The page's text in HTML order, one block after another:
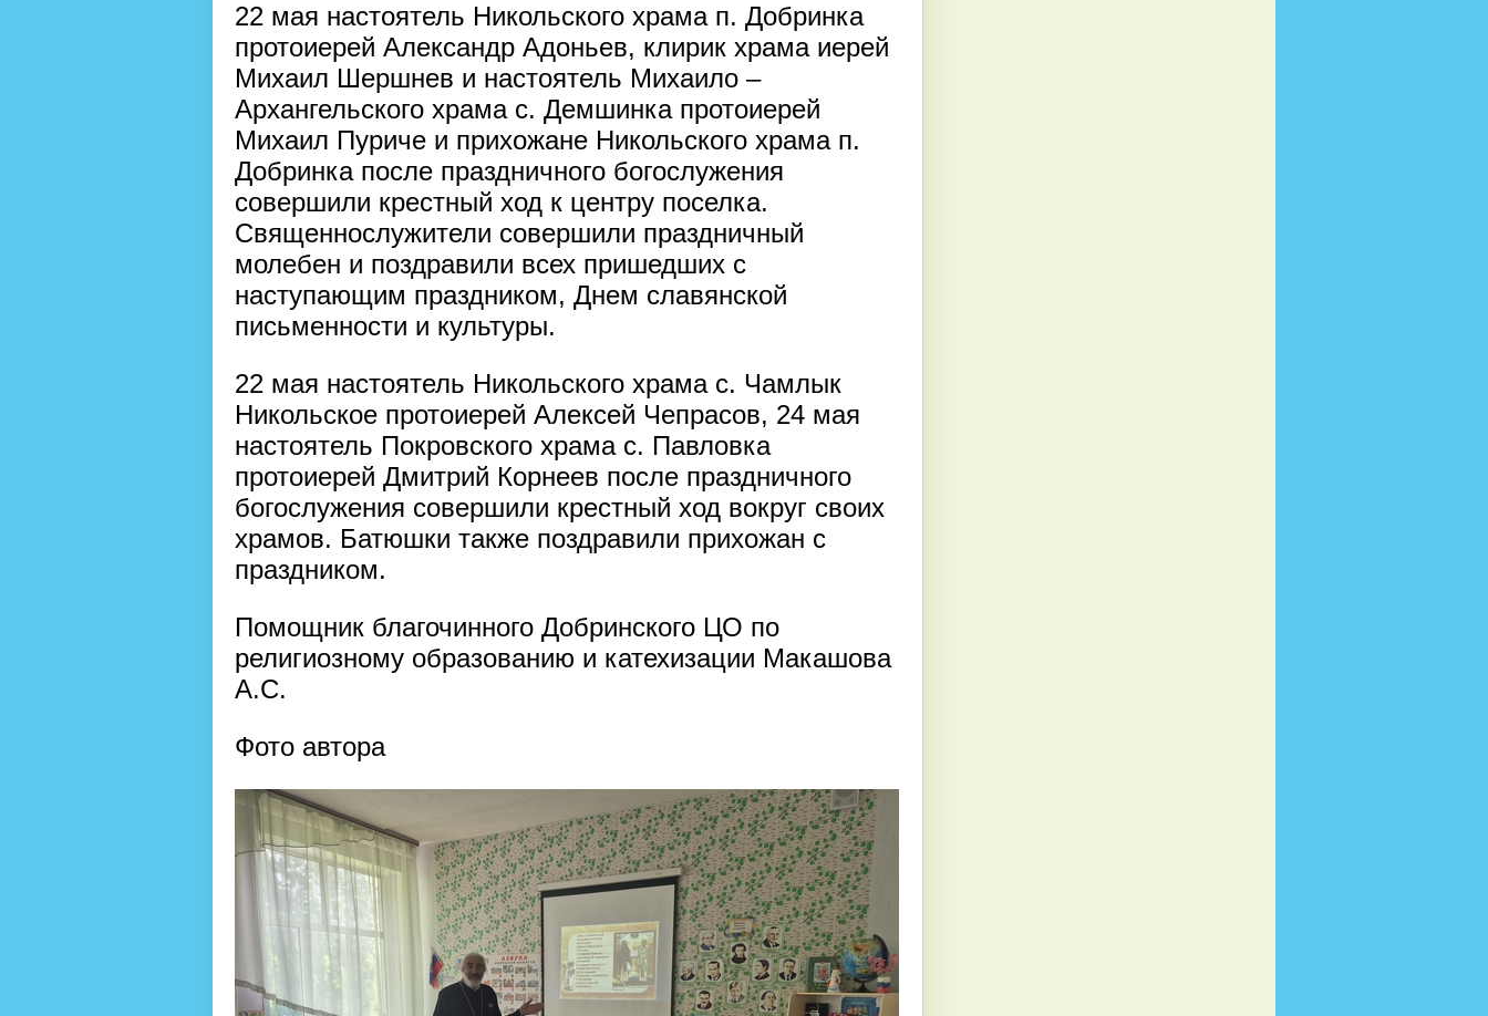
22 мая настоятель Никольского храма п. Добринка
протоиерей Александр Адоньев, клирик храма иерей
Михаил Шершнев и настоятель Михаило –
Архангельского храма с. Демшинка протоиерей
Михаил Пуриче и прихожане Никольского храма п.
Добринка после праздничного богослужения
совершили крестный ход к центру поселка.
Священнослужители совершили праздничный
молебен и поздравили всех пришедших с
наступающим праздником, Днем славянской
письменности и культуры.
22 мая настоятель Никольского храма с. Чамлык
Никольское протоиерей Алексей Чепрасов, 24 мая
настоятель Покровского храма с. Павловка
протоиерей Дмитрий Корнеев после праздничного
богослужения совершили крестный ход вокруг своих
храмов. Батюшки также поздравили прихожан с
праздником.
Помощник благочинного Добринского ЦО по
религиозному образованию и катехизации Макашова
А.С.
Фото автора